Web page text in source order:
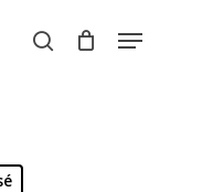
search
Menu